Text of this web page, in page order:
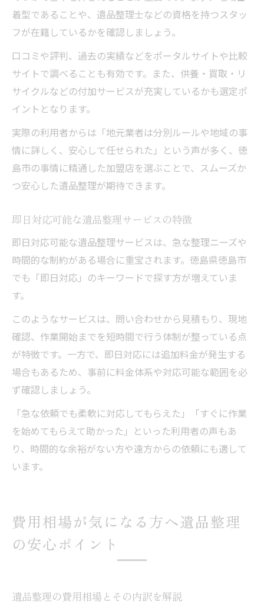
着型であることや、遺品整理士などの資格を持つスタッ
フが在籍しているかを確認しましょう。
口コミや評判、過去の実績などをポータルサイトや比較
サイトで調べることも有効です。また、供養・買取・リ
サイクルなどの付加サービスが充実しているかも選定ポ
イントとなります。
実際の利用者からは「地元業者は分別ルールや地域の事
情に詳しく、安心して任せられた」という声が多く、徳
島市の事情に精通した加盟店を選ぶことで、スムーズか
つ安心した遺品整理が期待できます。
即日対応可能な遺品整理サービスの特徴
即日対応可能な遺品整理サービスは、急な整理ニーズや
時間的な制約がある場合に重宝されます。徳島県徳島市
でも「即日対応」のキーワードで探す方が増えていま
す。
このようなサービスは、問い合わせから見積もり、現地
確認、作業開始までを短時間で行う体制が整っている点
が特徴です。一方で、即日対応には追加料金が発生する
場合もあるため、事前に料金体系や対応可能な範囲を必
ず確認しましょう。
「急な依頼でも柔軟に対応してもらえた」「すぐに作業
を始めてもらえて助かった」といった利用者の声もあ
り、時間的な余裕がない方や遠方からの依頼にも適して
います。
費用相場が気になる方へ遺品整理
の安心ポイント
遺品整理の費用相場とその内訳を解説